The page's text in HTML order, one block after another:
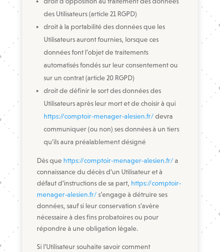
des Utilisateurs (article 21 RGPD)
droit à la portabilité des données que les
Utilisateurs auront fournies, lorsque ces
données font l’objet de traitements
automatisés fondés sur leur consentement ou
sur un contrat (article 20 RGPD)
droit de définir le sort des données des
Utilisateurs après leur mort et de choisir à qui
https://comptoir-menager-alesien.fr/devra
communiquer (ou non) ses données à un tiers
qu’ils aura préalablement désigné
Dès que https://comptoir-menager-alesien.fr/a
connaissance du décès d’un Utilisateur et à
défaut d’instructions de sa part, https://comptoir-
menager-alesien.fr/s’engage à détruire ses
données, sauf si leur conservation s’avère
nécessaire à des fins probatoires ou pour
répondre à une obligation légale.
Si l’Utilisateur souhaite savoir comment